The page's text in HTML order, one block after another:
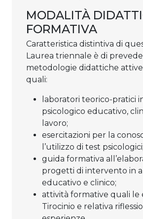
MODALITÀ
FORMATIVA
Caratteristica distintiva di
Laurea triennale è di
metodologie didattiche
quali:
laboratori teorico-pratici
psicologico educativo,
lavoro;
esercitazioni per la
l’utilizzo di test psicologici;
guida formativa
progetti di intervento in
educativo e clinico;
attività formative quali le
Tirocinio e relativa